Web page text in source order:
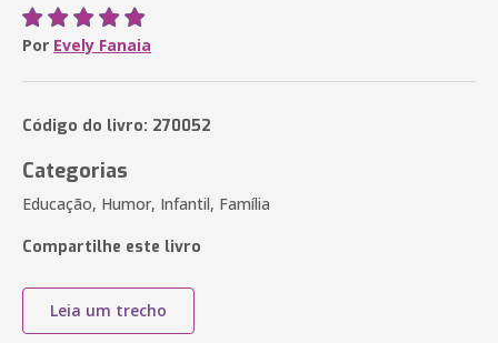
Por Evely Fanaia
Código do livro: 270052
Categorias
Educação, Humor, Infantil, Família
Compartilhe este livro
Leia um trecho